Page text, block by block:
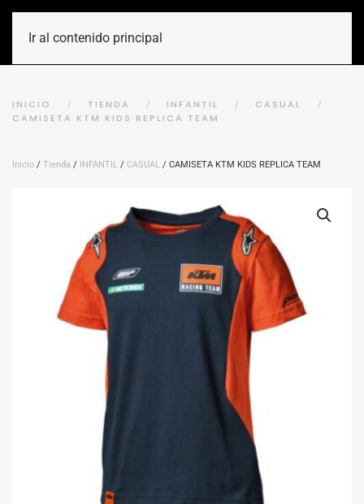
Ir al contenido principal
INICIO TIENDA INFANTIL
CASUAL
CAMISETA KTM KIDS REPLICA TEAM
Inicio / Tienda / INFANTIL / CASUAL / CAMISETA KTM KIDS REPLICA TEAM